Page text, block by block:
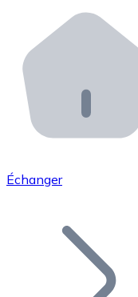
Distributeurs
Intégrez un
API Bitnovo
Intégrez notre
Rejoignez notre
Ajoutez le
Échanger